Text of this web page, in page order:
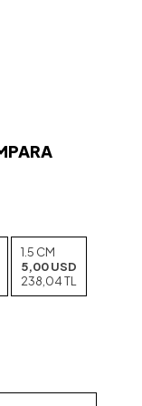
1.5 CM
5,00 USD
238,04 TL